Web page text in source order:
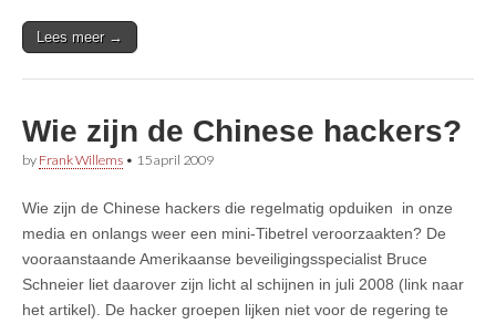
Lees meer →
Wie zijn de Chinese hackers?
by Frank Willems • 15 april 2009
Wie zijn de Chinese hackers die regelmatig opduiken in onze
media en onlangs weer een mini-Tibetrel veroorzaakten? De
vooraanstaande Amerikaanse beveiligingsspecialist Bruce
Schneier liet daarover zijn licht al schijnen in juli 2008 (link naar
het artikel). De hacker groepen lijken niet voor de regering te